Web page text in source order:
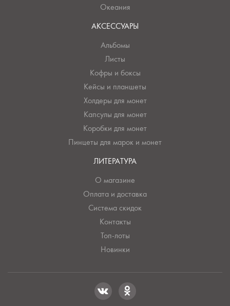
Океания
АКСЕССУАРЫ
Альбомы
Листы
Кофры и боксы
Кейсы и планшеты
Холдеры для монет
Капсулы для монет
Коробки для монет
Пинцеты для марок и монет
ЛИТЕРАТУРА
О магазине
Оплата и доставка
Система скидок
Контакты
Топ-лоты
Новинки